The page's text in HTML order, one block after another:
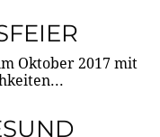
Oktober 2017 mit